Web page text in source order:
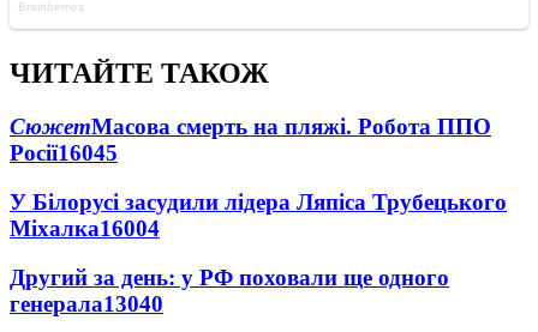
ЧИТАЙТЕ ТАКОЖ
СюжетМасова смерть на пляжі. Робота ППО
Росії16045
У Білорусі засудили лідера Ляпіса Трубецького
Міхалка16004
Другий за день: у РФ поховали ще одного
генерала13040